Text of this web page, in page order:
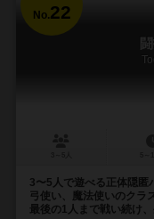
No.22
3〜5人で遊べる正体隠匿
弓使い、魔法使いのクラ
最後の1人まで戦い続け